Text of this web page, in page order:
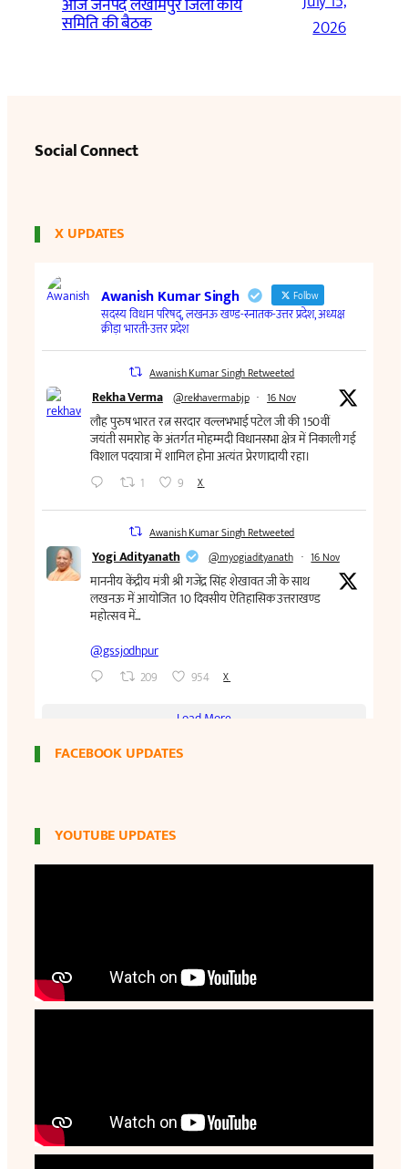
समिति की बैठक
2026
Social Connect
X UPDATES
FACEBOOK UPDATES
YOUTUBE UPDATES